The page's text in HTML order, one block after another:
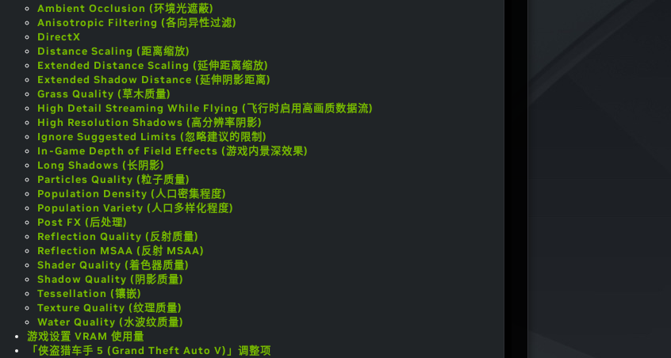
Ambient Occlusion (环境光遮蔽)
Anisotropic Filtering (各向异性过滤)
DirectX
Distance Scaling (距离缩放)
Extended Distance Scaling (延伸距离缩放)
Extended Shadow Distance (延伸阴影距离)
Grass Quality (草木质量)
High Detail Streaming While Flying (飞行时启用高画质数据流)
High Resolution Shadows (高分辨率阴影)
Ignore Suggested Limits (忽略建议的限制)
In-Game Depth of Field Effects (游戏内景深效果)
Long Shadows (长阴影)
Particles Quality (粒子质量)
Population Density (人口密集程度)
Population Variety (人口多样化程度)
Post FX (后处理)
Reflection Quality (反射质量)
Reflection MSAA (反射 MSAA)
Shader Quality (着色器质量)
Shadow Quality (阴影质量)
Tessellation (镶嵌)
Texture Quality (纹理质量)
Water Quality (水波纹质量)
游戏设置 VRAM 使用量
「侠盗猎车手 5 (Grand Theft Auto V)」调整项